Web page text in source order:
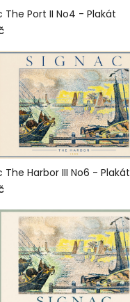
The Port II No4 - Plakát
The Harbor III No6 - Plakát